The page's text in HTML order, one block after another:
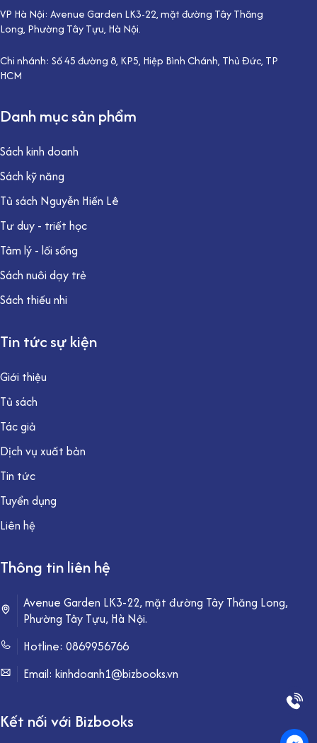
VP Hà Nội: Avenue Garden LK3-22, mặt đường Tây Thăng
Long, Phường Tây Tựu, Hà Nội.
Chi nhánh: Số 45 đường 8, KP5, Hiệp Bình Chánh, Thủ Đức, TP
HCM
Danh mục sản phẩm
Sách kinh doanh
Sách kỹ năng
Tủ sách Nguyễn Hiến Lê
Tư duy - triết học
Tâm lý - lối sống
Sách nuôi dạy trẻ
Sách thiếu nhi
Tin tức sự kiện
Giới thiệu
Tủ sách
Tác giả
Dịch vụ xuất bản
Tin tức
Tuyển dụng
Liên hệ
Thông tin liên hệ
Avenue Garden LK3-22, mặt đường Tây Thăng Long,
Phường Tây Tựu, Hà Nội.
Hotline: 0869956766
Email: kinhdoanh1@bizbooks.vn
Kết nối với Bizbooks